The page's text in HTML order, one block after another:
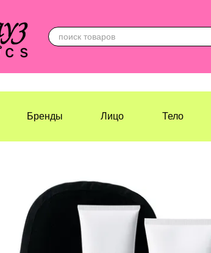
Бренды Лицо Тело